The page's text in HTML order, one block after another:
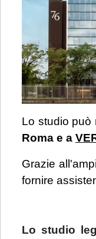
Lo studio può
Roma e a
Grazie
fornire
Lo studio